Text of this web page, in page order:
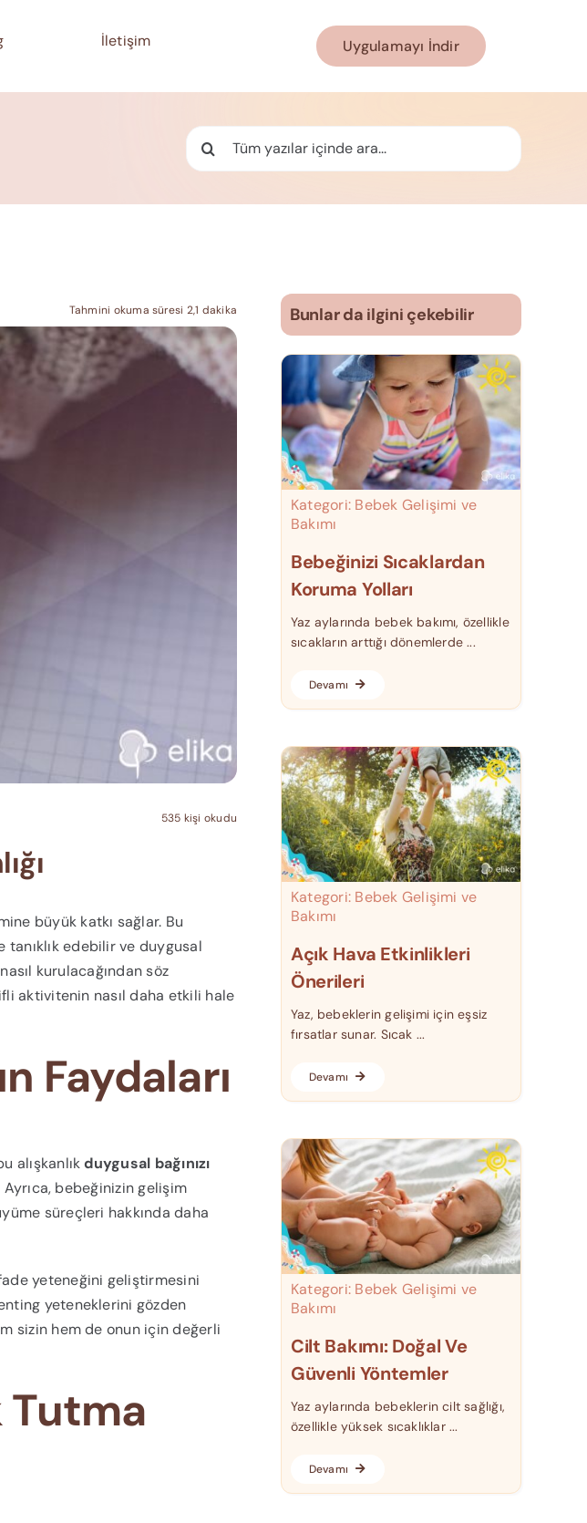
İletişim Uygulamayı İndir
Ara:
Tahmini okuma süresi 2,1 dakika
535 kişi okudu
büyük katkı sağlar. Bu
tanıklık edebilir ve duygusal
kurulacağından söz
aktivitenin nasıl daha etkili hale
Faydaları
alışkanlıkduygusal bağınızı
bebeğinizin gelişim
süreçleri hakkında daha
yeteneğini geliştirmesini
yeteneklerini gözden
sizin hem de onun için değerli
Tutma
Bunlar da ilgini çekebilir
Kategori: Bebek Gelişimi ve
Bakımı
Bebeğinizi Sıcaklardan
Koruma Yolları
Yaz aylarında bebek bakımı, özellikle
sıcakların arttığı dönemlerde ...
Devamı
Kategori: Bebek Gelişimi ve
Bakımı
Açık Hava Etkinlikleri
Önerileri
Yaz, bebeklerin gelişimi için eşsiz
fırsatlar sunar. Sıcak ...
Devamı
Kategori: Bebek Gelişimi ve
Bakımı
Cilt Bakımı: Doğal Ve
Güvenli Yöntemler
Yaz aylarında bebeklerin cilt sağlığı,
özellikle yüksek sıcaklıklar ...
Devamı